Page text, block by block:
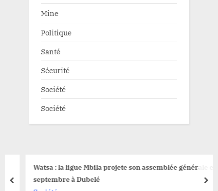
Mine
Politique
Santé
Sécurité
Société
Société
Watsa : la ligue Mbila projete son assemblée générale en
septembre à Dubelé
prev